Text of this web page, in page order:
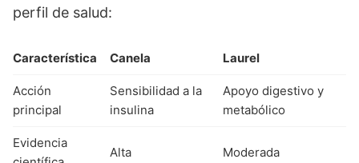
perfil de salud:
Característica Canela Laurel
Acción
principal
Sensibilidad a la
insulina
Apoyo digestivo y
metabólico
Evidencia
Alta Moderada